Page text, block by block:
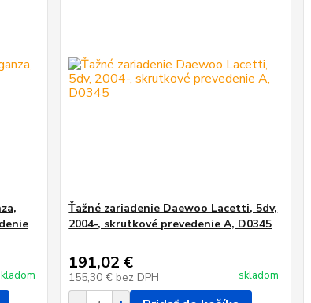
Ťažné zariadenie Daewoo Lacetti, 5dv,
2004-, skrutkové prevedenie A, D0345
191,02 €
155,30 € bez DPH skladom